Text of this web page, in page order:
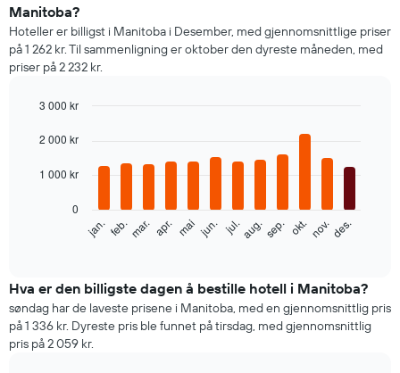
Manitoba?
Hoteller er billigst i Manitoba i Desember, med gjennomsnittlige priser
på 1 262 kr. Til sammenligning er oktober den dyreste måneden, med
priser på 2 232 kr.
chart
bars.
Diagrammet
for
et
rom
per
måned
graphic.
jan. feb.mar. apr. mai jun. jul.aug.sep. okt.nov.des.
0
1 000 kr
2 000 kr
3 000 kr
Hva er den billigste dagen å bestille hotell i Manitoba?
søndag har de laveste prisene i Manitoba, med en gjennomsnittlig pris
på 1 336 kr. Dyreste pris ble funnet på tirsdag, med gjennomsnittlig
pris på 2 059 kr.